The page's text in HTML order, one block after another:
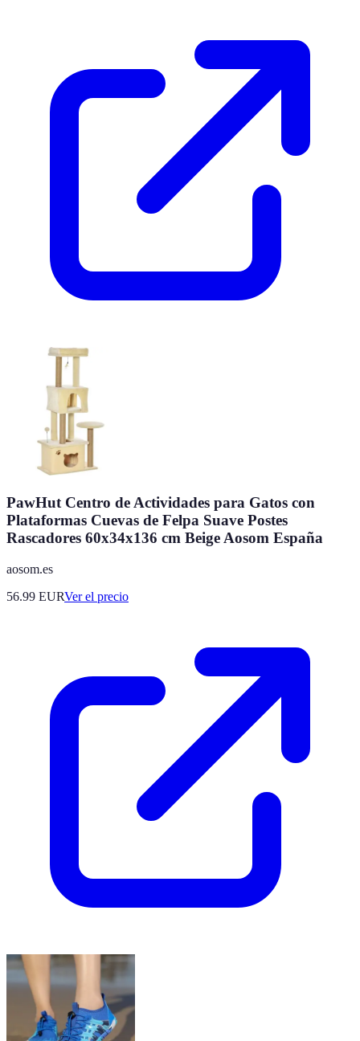
PawHut Centro de Actividades para Gatos con
Plataformas Cuevas de Felpa Suave Postes
Rascadores 60x34x136 cm Beige Aosom España
aosom.es
56.99 EURVer el precio